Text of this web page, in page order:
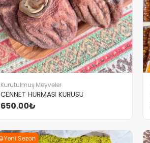
Kurutulmuş Meyveler
CENNET HURMASI KURUSU
650.00₺
Yeni Sezon